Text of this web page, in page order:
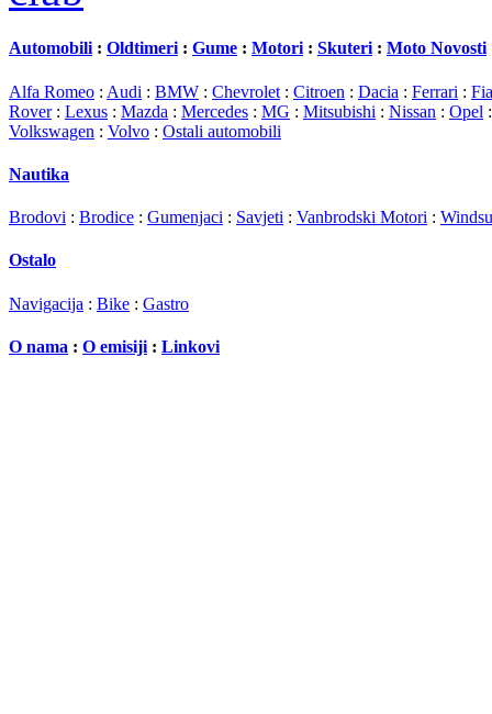
Automobili : Oldtimeri : Gume : Motori : Skuteri : Moto Novosti
Alfa Romeo : Audi : BMW : Chevrolet : Citroen : Dacia : Ferrari :
Rover: Lexus : Mazda : Mercedes : MG : Mitsubishi : Nissan : Opel
Volkswagen : Volvo : Ostali automobili
Nautika
Brodovi : Brodice : Gumenjaci : Savjeti : Vanbrodski Motori :
Ostalo
Navigacija : Bike : Gastro
O nama : O emisiji : Linkovi